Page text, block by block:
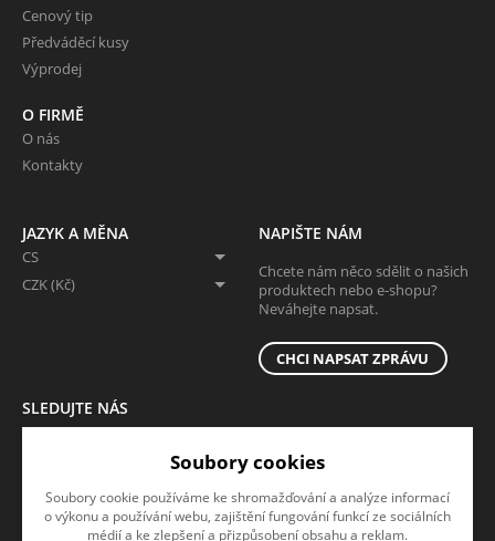
Cenový tip
Předváděcí kusy
Výprodej
O FIRMĚ
O nás
Kontakty
JAZYK A MĚNA
CS
CZK (Kč)
NAPIŠTE NÁM
Chcete nám něco sdělit o našich
produktech nebo e-shopu?
Neváhejte napsat.
CHCI NAPSAT ZPRÁVU
SLEDUJTE NÁS
Soubory cookies
Soubory cookie používáme ke shromažďování a analýze informací
o výkonu a používání webu, zajištění fungování funkcí ze sociálních
médií a ke zlepšení a přizpůsobení obsahu a reklam.